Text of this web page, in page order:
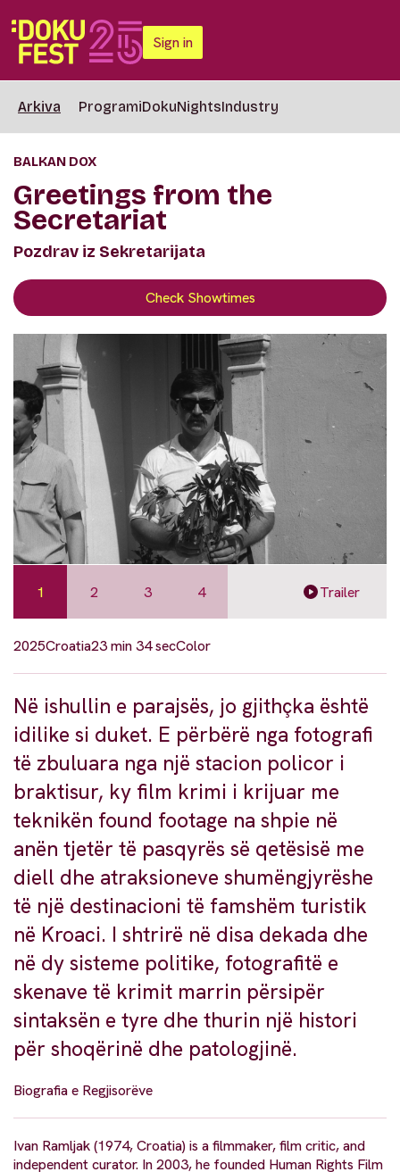
Sign in
Arkiva ProgramiDokuNightsIndustry
BALKAN DOX
Greetings from the
Secretariat
Pozdrav iz Sekretarijata
Check Showtimes
1 2 3 4 Trailer
2025Croatia23 min 34 secColor
Në ishullin e parajsës, jo gjithçka është
idilike si duket. E përbërë nga fotografi
të zbuluara nga një stacion policor i
braktisur, ky film krimi i krijuar me
teknikën found footage na shpie në
anën tjetër të pasqyrës së qetësisë me
diell dhe atraksioneve shumëngjyrëshe
të një destinacioni të famshëm turistik
në Kroaci. I shtrirë në disa dekada dhe
në dy sisteme politike, fotografitë e
skenave të krimit marrin përsipër
sintaksën e tyre dhe thurin një histori
për shoqërinë dhe patologjinë.
Biografia e Regjisorëve
Ivan Ramljak (1974, Croatia) is a filmmaker, film critic, and
independent curator. In 2003, he founded Human Rights Film